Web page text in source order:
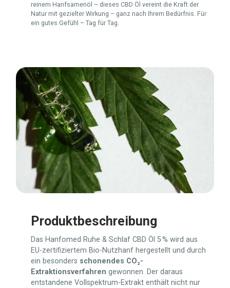
reinem Hanfsamenöl – dieses CBD Öl vereint die Kraft der
Natur mit gezielter Wirkung – ganz nach Ihrem Bedürfnis. Für
ein gutes Gefühl – Tag für Tag.
Produktbeschreibung
Das Hanfomed Ruhe & Schlaf CBD Öl 5 % wird aus
EU-zertifiziertem Bio-Nutzhanf hergestellt und durch
ein besonders schonendes CO₂-
Extraktionsverfahren gewonnen. Der daraus
entstandene Vollspektrum-Extrakt enthält nicht nur